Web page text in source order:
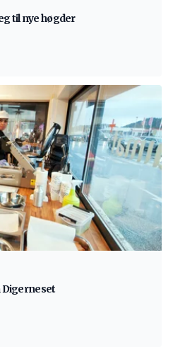
til nye høgder
Digerneset